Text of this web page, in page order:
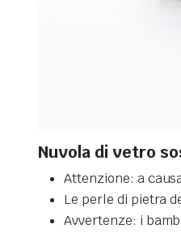
Nuvola di vetro
Attenzione: a
Le perle di pietra
Avvertenze: i